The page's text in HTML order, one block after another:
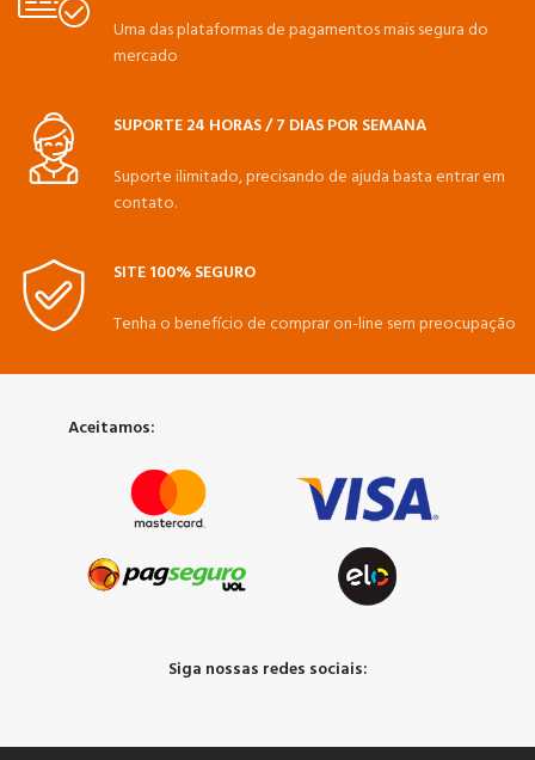
Uma das plataformas de pagamentos mais segura do
mercado
SUPORTE 24 HORAS / 7 DIAS POR SEMANA
Suporte ilimitado, precisando de ajuda basta entrar em
contato.
SITE 100% SEGURO
Tenha o benefício de comprar on-line sem preocupação
Aceitamos:
Siga nossas redes sociais: